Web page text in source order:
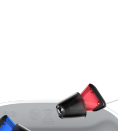
hoortoestel van Signia.